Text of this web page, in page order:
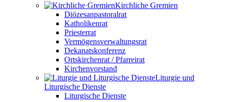
Kirchliche Gremien
Diözesanpastoralrat
Katholikenrat
Priesterrat
Vermögensverwaltungsrat
Dekanatskonferenz
Ortskirchenrat / Pfarreirat
Kirchenvorstand
Liturgie und
Liturgische Dienste
Liturgische Dienste